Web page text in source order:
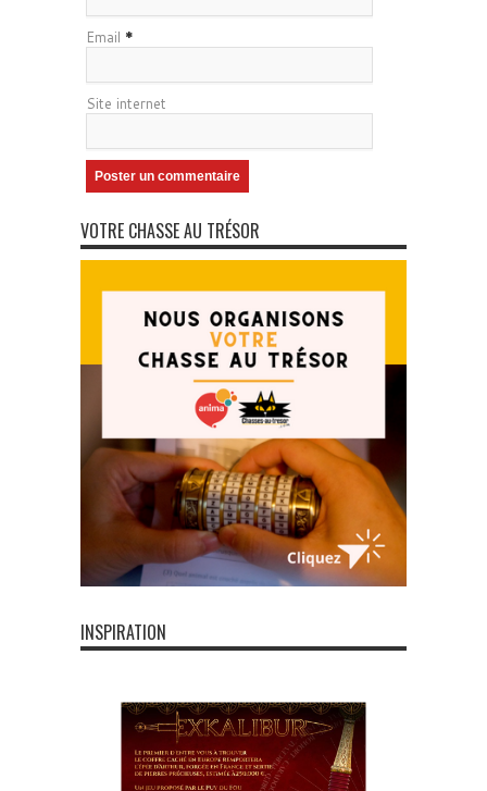
Email *
Site internet
VOTRE CHASSE AU TRÉSOR
INSPIRATION